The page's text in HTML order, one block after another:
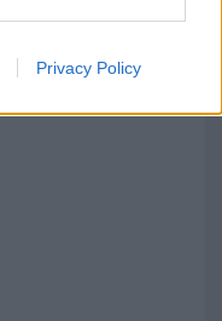
Privacy Policy